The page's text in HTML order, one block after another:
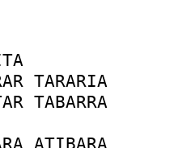
TARARIA
TABARRA
ATIBARA